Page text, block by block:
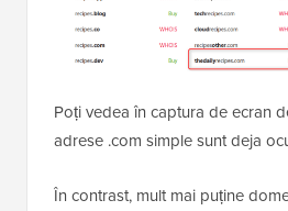
Poți vedea în captura de ecran
adrese .com simple sunt deja
În contrast, mult mai puține